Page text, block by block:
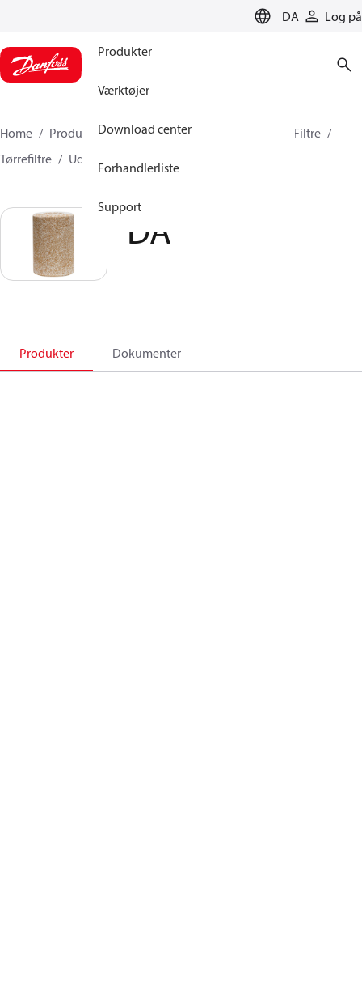
DA Log på
Produkter
Værktøjer
Download center
Forhandlerliste
Support
Home Produkter Climate Solutions for cooling
Filtre
Tørrefiltre
Udskiftelige indsatser til tørrefiltre
DA
Produkter Dokumenter